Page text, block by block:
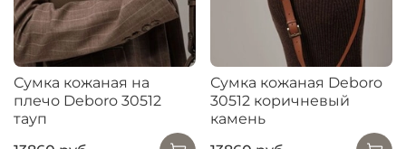
Сумка кожаная на
плечо Deboro 30512
тауп
Сумка кожаная Deboro
30512 коричневый
камень